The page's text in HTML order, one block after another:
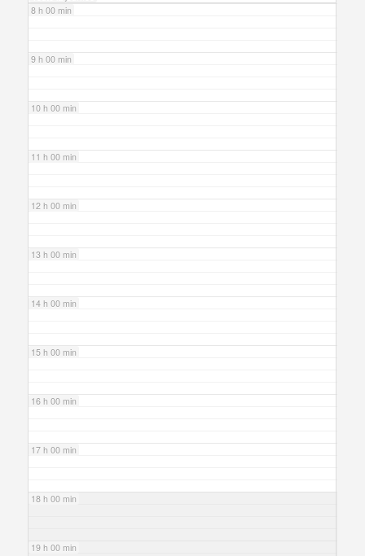
8 h 00 min
9 h 00 min
10 h 00 min
11 h 00 min
12 h 00 min
13 h 00 min
14 h 00 min
15 h 00 min
16 h 00 min
17 h 00 min
18 h 00 min
19 h 00 min